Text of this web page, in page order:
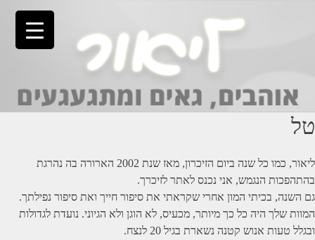
טל
ליאור, כמו כל שנה ביום הזיכרון, מאז שנת 2002 הארורה בה נהרגת
בהתהפכות הנגמש, אני נכנס לאתר לזיכרך.
גם השנה, בכיתי המון אחרי שקראתי את סיפור חייך ואת סיפור נפילתך.
המוות שלך היה כל כך מיותר, מכעיס, לא הוגן ולא הגיוני. נועדת לגדולות
ובגלל טעות אנוש קטנה נשארת בגיל 20 לנצח.